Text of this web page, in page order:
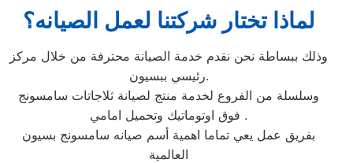
لماذا تختار شركتنا لعمل الصيانه؟
وذلك ببساطة نحن نقدم خدمة الصيانة محترفة من خلال مركز
رئيسي ببسيون.
وسلسلة من الفروع لخدمة منتج لصيانة ثلاجاتات سامسونج
فوق اوتوماتيك وتحميل امامي .
بفريق عمل يعي تماما اهمية أسم صيانه سامسونج بسيون
العالمية